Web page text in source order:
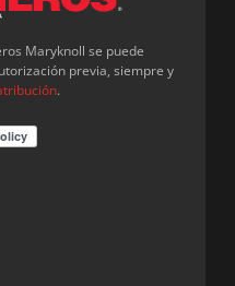
Maryknoll se puede
previa, siempre y
.